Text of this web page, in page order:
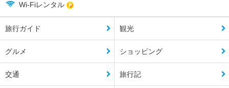
Wi-Fiレンタル
旅行ガイド 観光
グルメ ショッピング
交通 旅行記